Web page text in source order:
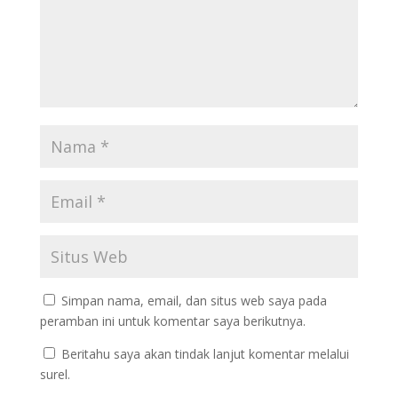
Simpan nama, email, dan situs web saya pada
peramban ini untuk komentar saya berikutnya.
Beritahu saya akan tindak lanjut komentar melalui
surel.